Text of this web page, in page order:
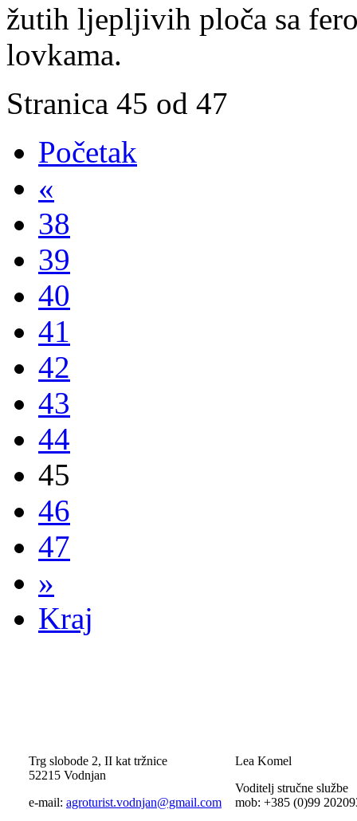
žutih ljepljivih ploča sa
lovkama.
Stranica 45 od 47
Početak
«
38
39
40
41
42
43
44
45
46
47
»
Kraj
Trg slobode 2, II kat tržnice
52215 Vodnjan
e-mail: agroturist.vodnjan@gmail.com
Lea Komel
Voditelj stručne službe
mob: +385 (0)99